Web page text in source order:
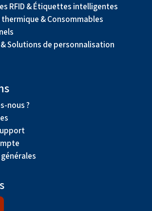
RFID & Étiquettes intelligentes
& Consommables
& Solutions de personnalisation
nous ?